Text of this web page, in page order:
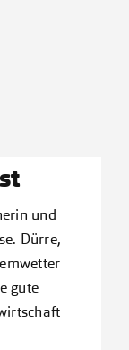
und
Dürre,
gute